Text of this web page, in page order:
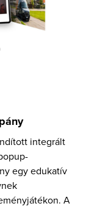
integrált
egy edukatív
A